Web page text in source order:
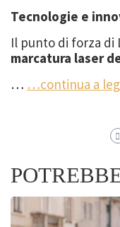
Tecnologie e
Il punto di forza di
marcatura laser
… …continua a